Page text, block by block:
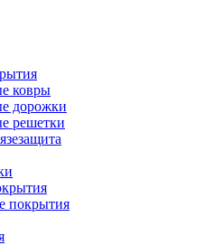
ковры
дорожки
решетки
покрытия